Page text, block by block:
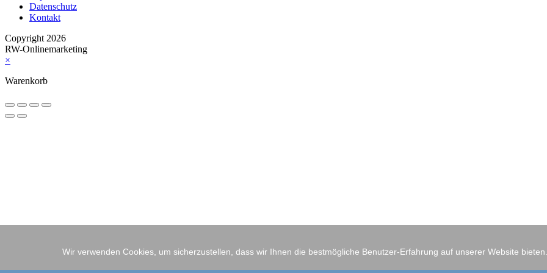
Wir verwenden Cookies, um sicherzustellen, dass wir Ihnen die bestmögliche Benutzer-Erfahrung auf unserer Website bieten.
Datenschutz
Kontakt
Copyright 2026
RW-Onlinemarketing
×
Warenkorb